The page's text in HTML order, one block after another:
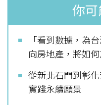
你可
「看到數據，為
向房地產，將如
從新北石門到彰
實踐永續願景